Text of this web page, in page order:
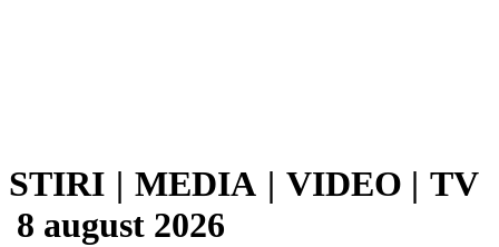
STIRI | MEDIA | VIDEO | TV
8 august 2026